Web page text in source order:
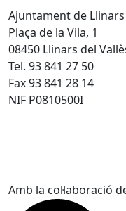
Ajuntament de Llinars
Plaça de la Vila, 1
08450 Llinars del
Tel. 93 841 27 50
Fax 93 841 28 14
NIF P0810500I
Amb la col·laboració